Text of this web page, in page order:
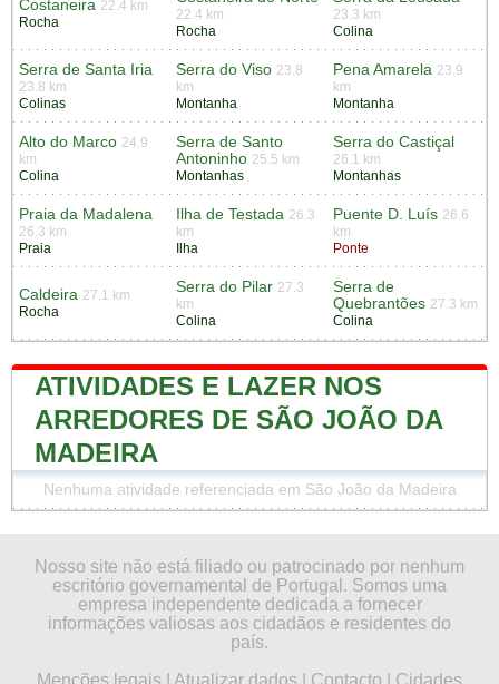
Costaneira 22.4 km
Rocha
22.4 km
Rocha
23.3 km
Colina
Serra de Santa Iria
23.8 km
Colinas
Serra do Viso 23.8
km
Montanha
Pena Amarela 23.9
km
Montanha
Alto do Marco 24.9
km
Colina
Serra de Santo
Antoninho 25.5 km
Montanhas
Serra do Castiçal
26.1 km
Montanhas
Praia da Madalena
26.3 km
Praia
Ilha de Testada 26.3
km
Ilha
Puente D. Luís 26.6
km
Ponte
Caldeira 27.1 km
Rocha
Serra do Pilar 27.3
km
Colina
Serra de
Quebrantões 27.3 km
Colina
ATIVIDADES E LAZER NOS
ARREDORES DE SÃO JOÃO DA
MADEIRA
Nenhuma atividade referenciada em São João da Madeira
Nosso site não está filiado ou patrocinado por nenhum
escritório governamental de Portugal. Somos uma
empresa independente dedicada a fornecer
informações valiosas aos cidadãos e residentes do
país.
Menções legais
Atualizar dados Contacto Cidades